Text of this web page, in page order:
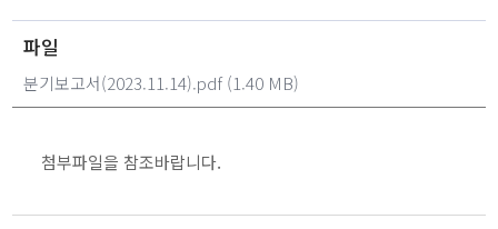
파일
분기보고서(2023.11.14).pdf(1.40 MB)
첨부파일을 참조바랍니다.